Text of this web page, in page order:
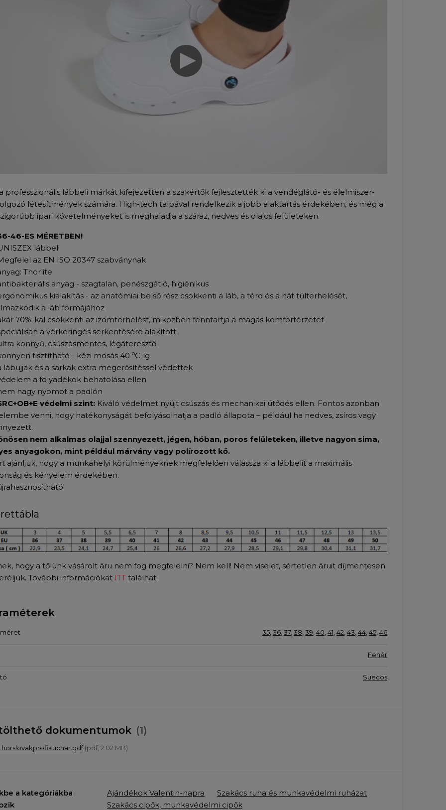
professzionális lábbeli márkát kifejezetten a szakértők fejlesztették ki a vendéglátó- és élelmiszer-
létesítmények számára. High-tech talpával rendelkezik a jobb alaktartás érdekében, és még a
ipari követelményeket is meghaladja a száraz, nedves és olajos felületeken.
46-ES MÉRETBEN!
lábbeli
az EN ISO 20347 szabványnak
Thorlite
anyag - szagtalan, penészgátló, higiénikus
kialakítás - az anatómiai belső rész csökkenti a láb, a térd és a hát túlterhelését,
a láb formájához
70%-kal csökkenti az izomterhelést, miközben fenntartja a magas komfortérzetet
a vérkeringés serkentésére alakított
könnyű, csúszásmentes, légáteresztő
tisztítható - kézi mosás 40 oC-ig
lábujjak és a sarkak extra megerősítéssel védettek
a folyadékok behatolása ellen
hagy nyomot a padlón
védelmi szint: Kiváló védelmet nyújt csúszás és mechanikai ütődés ellen. Fontos azonban
venni, hogy hatékonyságát befolyásolhatja a padló állapota – például ha nedves, zsíros vagy
nem alkalmas olajjal szennyezett, jégen, hóban, poros felületeken, illetve nagyon sima,
anyagokon, mint például márvány vagy polírozott kő.
ajánljuk, hogy a munkahelyi körülményeknek megfelelően válassza ki a lábbelit a maximális
és kényelem érdekében.
hogy a tőlünk vásárolt áru nem fog megfelelni? Nem kell! Nem viselet, sértetlen áruit díjmentesen
További információkat ITT találhat.
35,36,37,38,39,40,41,42,43,44,45,46
Fehér
Suecos
dokumentumok (1)
(pdf, 2.02 MB)
a kategóriákba
Ajándékok Valentin-napra
Szakács ruha és munkavédelmi ruházat
Szakács cipők, munkavédelmi cipők